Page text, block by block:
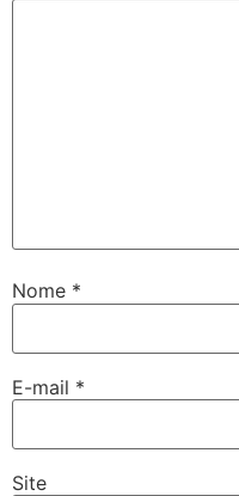
Nome *
E-mail *
Site